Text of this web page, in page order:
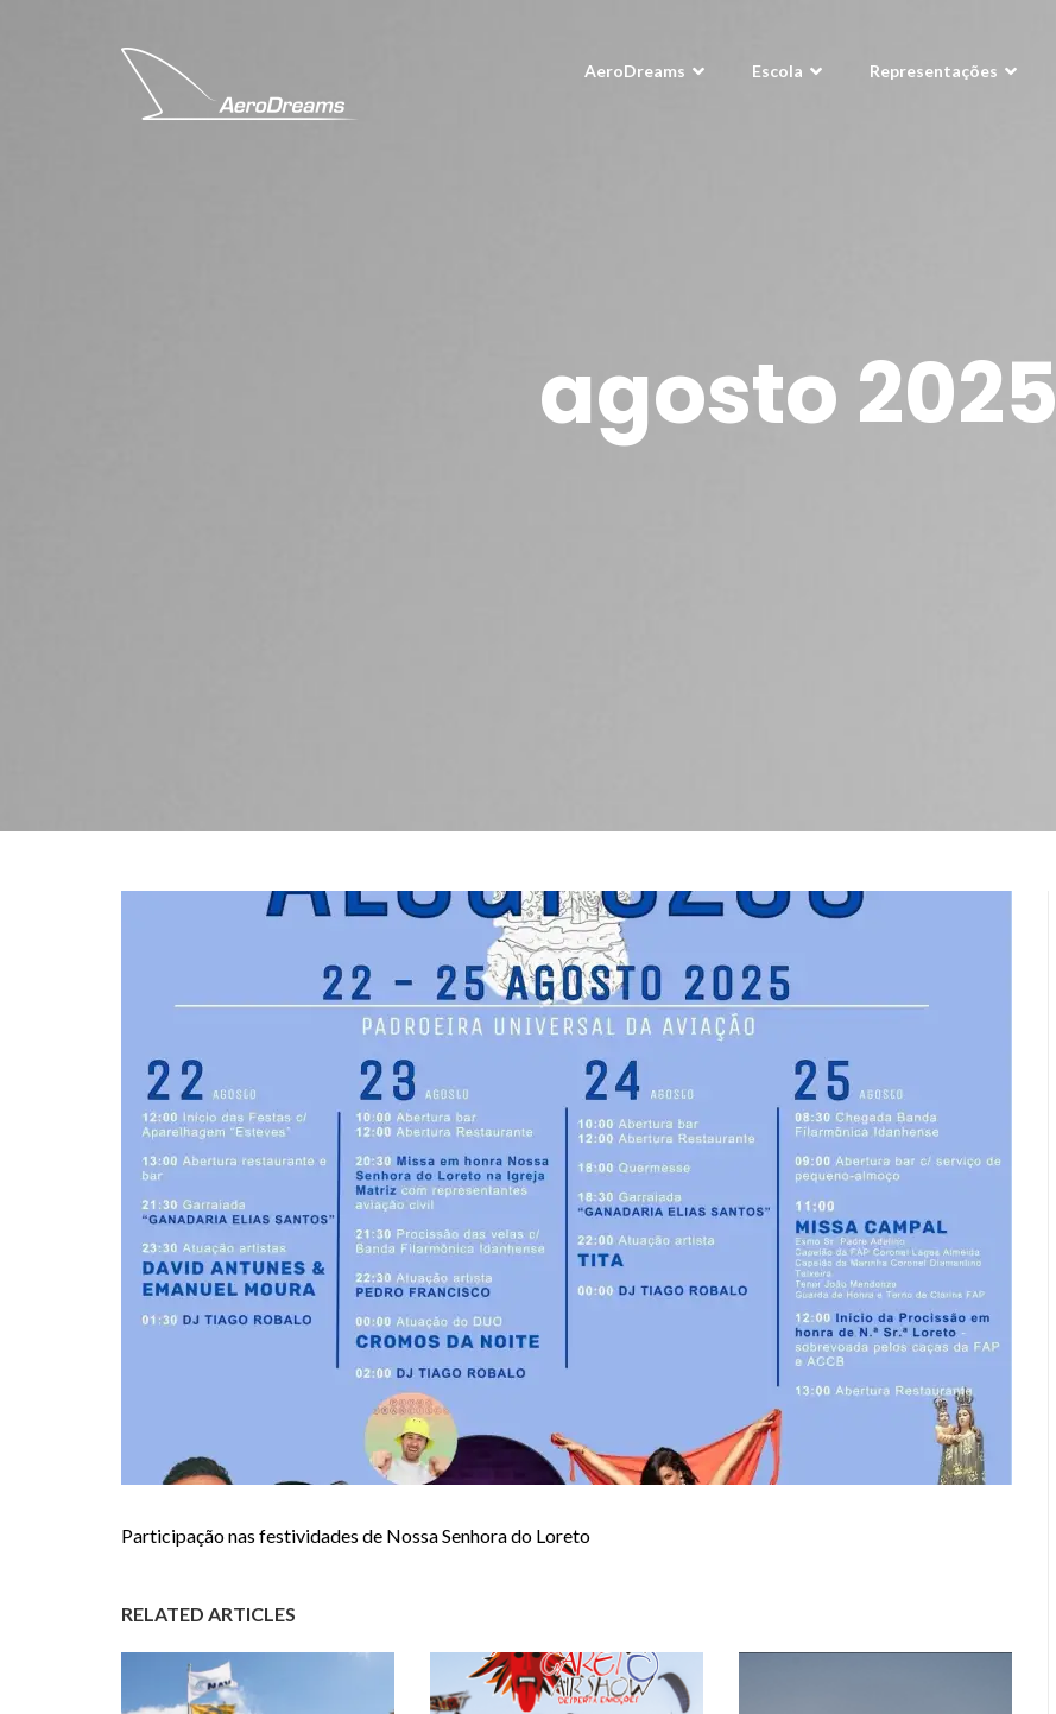
AeroDreams Escola Representações
agosto 2025
Participação nas festividades de Nossa Senhora do Loreto
RELATED ARTICLES